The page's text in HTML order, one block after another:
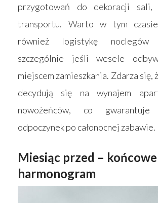
przygotowań do dekoracji sali,
transportu. Warto w tym
również logistykę
szczególnie jeśli wesele
miejscem zamieszkania. Zdarza się,
decydują się na wynajem
nowożeńców, co gwarantuje
odpoczynek po całonocnej zabawie.
Miesiąc przed –
harmonogram